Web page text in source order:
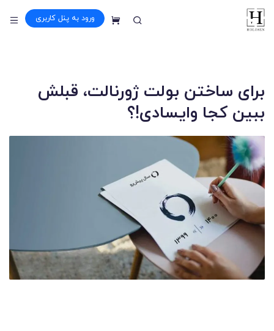
سبد خرید
ورود به پنل کاربری
برای ساختن بولت ژورنالت، قبلش
ببین کجا وایسادی!؟